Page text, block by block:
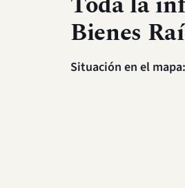
Bienes
Situación en el mapa: